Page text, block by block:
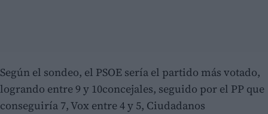
Según el sondeo, el PSOE sería el partido más votado,
logrando entre 9 y 10concejales, seguido por el PP que
conseguiría 7, Vox entre 4 y 5, Ciudadanos